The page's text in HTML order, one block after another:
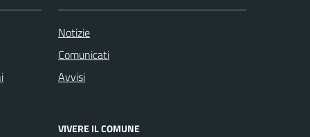
Notizie
Comunicati
Avvisi
VIVERE IL COMUNE